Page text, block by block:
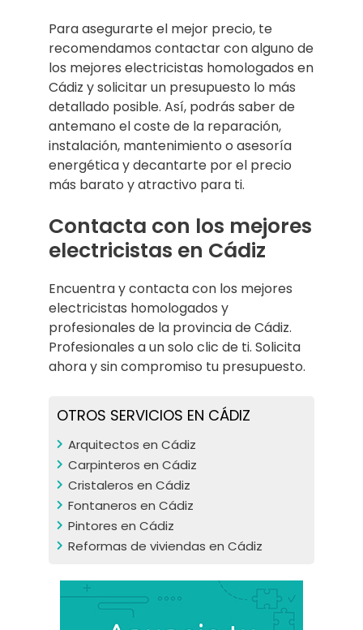
Para asegurarte el mejor precio, te
recomendamos contactar con alguno de
los mejores electricistas homologados en
Cádiz y solicitar un presupuesto lo más
detallado posible. Así, podrás saber de
antemano el coste de la reparación,
instalación, mantenimiento o asesoría
energética y decantarte por el precio
más barato y atractivo para ti.
Contacta con los mejores
electricistas en Cádiz
Encuentra y contacta con los mejores
electricistas homologados y
profesionales de la provincia de Cádiz.
Profesionales a un solo clic de ti. Solicita
ahora y sin compromiso tu presupuesto.
OTROS SERVICIOS EN CÁDIZ
Arquitectos en Cádiz
Carpinteros en Cádiz
Cristaleros en Cádiz
Fontaneros en Cádiz
Pintores en Cádiz
Reformas de viviendas en Cádiz